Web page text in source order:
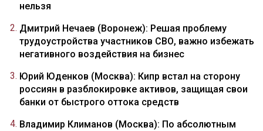
нельзя
Дмитрий Нечаев (Воронеж): Решая проблему
трудоустройства участников СВО, важно избежать
негативного воздействия на бизнес
Юрий Юденков (Москва): Кипр встал на сторону
россиян в разблокировке активов, защищая свои
банки от быстрого оттока средств
Владимир Климанов (Москва): По абсолютным